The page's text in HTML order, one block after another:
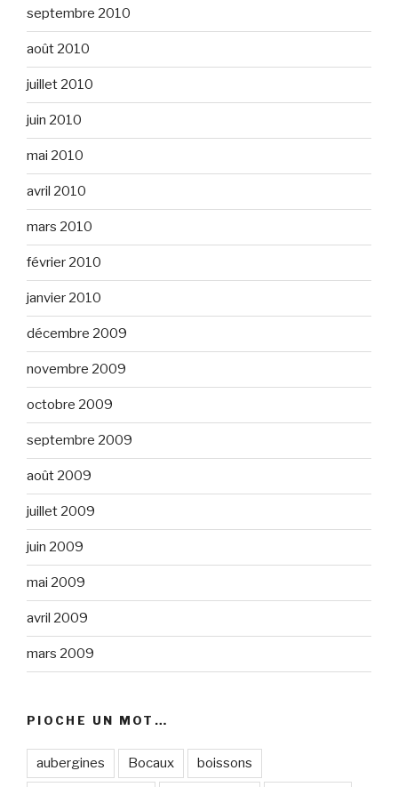
septembre 2010
août 2010
juillet 2010
juin 2010
mai 2010
avril 2010
mars 2010
février 2010
janvier 2010
décembre 2009
novembre 2009
octobre 2009
septembre 2009
août 2009
juillet 2009
juin 2009
mai 2009
avril 2009
mars 2009
PIOCHE UN MOT…
aubergines Bocaux boissons